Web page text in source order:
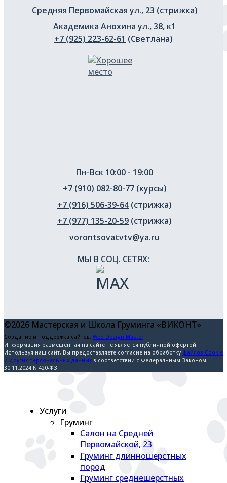
Средняя Первомайская ул., 23 (стрижка)
Академика Анохина ул., 38, к1
+7 (925) 223-62-61 (Светлана)
Пн-Вск 10:00 - 19:00
+7 (910) 082-80-77(курсы)
+7 (916) 506-39-64(стрижка)
+7 (977) 135-20-59 (стрижка)
vorontsovatvtv@ya.ru
МЫ В СОЦ. СЕТЯХ:
©2026 Мастерская и Школа Груминга «ВИКОНТ»
Создание и поддержка сайтов: Web Design Master
Информация размещенная на сайте не является публичной офертой
Используя наш сайт, Вы предоставляете согласие на обработку файлов Cookie
и других персональных данных в соответствии с Федеральным Законом
30.11.2024 N 420-ФЗ
Услуги
Груминг
Салон на Средней
Первомайской, 23
Груминг длинношерстных
пород
Груминг среднешерстных